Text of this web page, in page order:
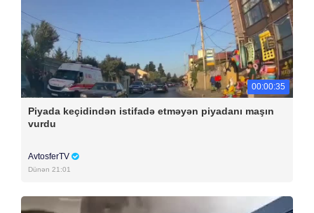
00:00:35
Piyada keçidindən istifadə etməyən piyadanı maşın
vurdu
AvtosferTV
Dünən 21:01